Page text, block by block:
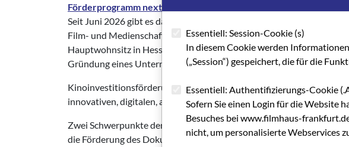
Förderprogramm nextSTEP
Seit Juni 2026 gibt es das einjährige Förderprogramm nextSTEP. Es
Film- und Medienschaffende, Quer- und Neueinsteigende sowie
Hauptwohnsitz in Hessen auf dem Weg in die Selbstständigkeit oder
Gründung eines Unternehmens.
Kinoinvestitionsförderung, Sonstige Maßnahmen und Entwicklung
innovativen, digitalen, audiovisuellen Inhalten und Projekten
Zwei Schwerpunkte der Hessen Film & Medien sind die
die Förderung des Dokumentarfilms: Aufstrebende Talente sollen
Essentiell: Session-Cookie (s)
In diesem Cookie werden
(„Session“) gespeichert, die für die
Essentiell: Authentifizierungs-Cookie
Sofern Sie einen Login für die Website
Besuches bei www.filmhaus-
nicht, um personalisierte Webservices